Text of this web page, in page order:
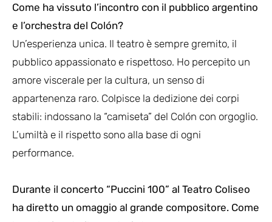
Come ha vissuto l’incontro con il pubblico argentino
e l’orchestra del Colón?
Un’esperienza unica. Il teatro è sempre gremito, il
pubblico appassionato e rispettoso. Ho percepito un
amore viscerale per la cultura, un senso di
appartenenza raro. Colpisce la dedizione dei corpi
stabili: indossano la “camiseta” del Colón con orgoglio.
L’umiltà e il rispetto sono alla base di ogni
performance.
Durante il concerto “Puccini 100” al Teatro Coliseo
ha diretto un omaggio al grande compositore. Come